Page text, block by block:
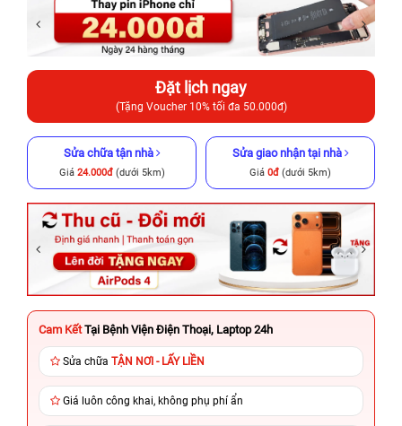
Đặt lịch ngay
(Tặng Voucher 10% tối đa 50.000đ)
Sửa chữa tận nhà
Giá 24.000đ(dưới 5km)
Sửa giao nhận tại nhà
Giá 0đ (dưới 5km)
Cam Kết Tại Bệnh Viện Điện Thoại, Laptop 24h
Sửa chữa TẬN NƠI - LẤY LIỀN
Giá luôn công khai, không phụ phí ẩn